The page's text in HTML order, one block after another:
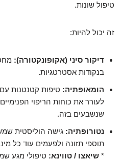
טיפול שונות.
זה יכול להיות:
דיקור סיני (אקופונקטורה):
בנקודות אסטרטגיות.
הומאופתיה: טיפות קטנטנות
לעורר את כוחות הריפוי
שנשבעים בזה.
נטורופתיה: גישה הוליסטית
תוספי תזונה ולפעמים עוד כל
* שיאצו / טווינא: טיפולי מגע